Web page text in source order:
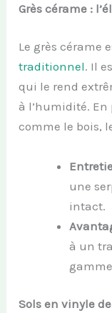
Grès cérame :
Le grès cérame
traditionnel. Il
qui le rend
à l’humidité.
comme le bois,
une
intact.
à un
Sols en vinyle